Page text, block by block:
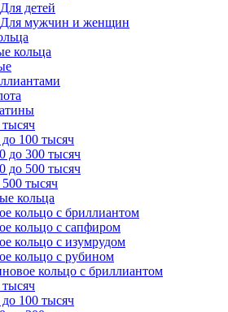
Для детей
Для мужчин и женщин
кольца
100 тысяч
до 300 тысяч
до 500 тысяч
500 тысяч
кольца
кольцо с бриллиантом
кольцо с сапфиром
кольцо с изумрудом
кольцо с рубином
кольцо с бриллиантом
100 тысяч